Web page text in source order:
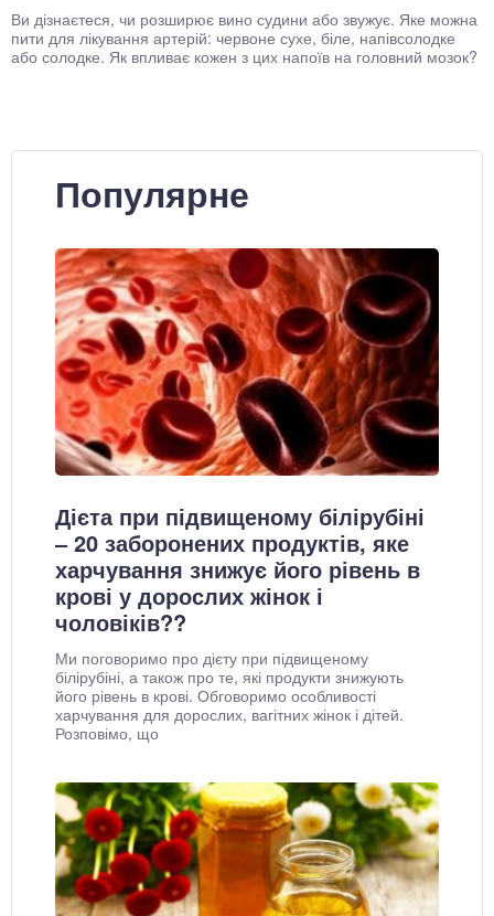
Ви дізнаєтеся, чи розширює вино судини або звужує. Яке можна
пити для лікування артерій: червоне сухе, біле, напівсолодке
або солодке. Як впливає кожен з цих напоїв на головний мозок?
Популярне
Дієта при підвищеному білірубіні
– 20 заборонених продуктів, яке
харчування знижує його рівень в
крові у дорослих жінок і
чоловіків??
Ми поговоримо про дієту при підвищеному
білірубіні, а також про те, які продукти знижують
його рівень в крові. Обговоримо особливості
харчування для дорослих, вагітних жінок і дітей.
Розповімо, що